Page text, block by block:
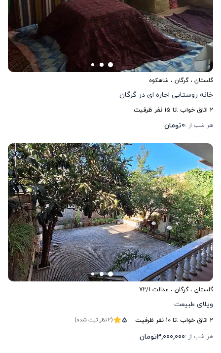
گلستان ،گرگان ، شاهکوه
خانه روستایی اجاره ای در گرگان
2 اتاق خواب .تا 15 نفر ظرفیت
هر شب از :0تومان
گلستان ،گرگان ، عدالت 72/1
ویلای طبیعت
2 اتاق خواب .تا10 نفر ظرفیت 5 (2 نظر ثبت شده)
هر شب از :3,000,000تومان